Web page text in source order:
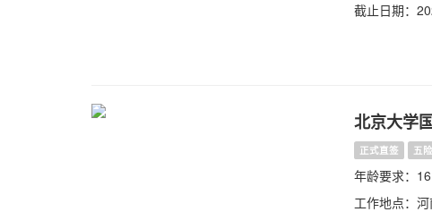
截止日期：
北京大学
正式直签 五
年龄要求：
工作地点：